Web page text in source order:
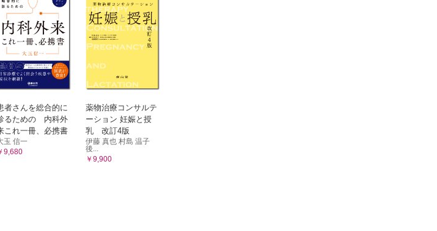
者さんを総合的に
るための 内科外
これ一冊、必携書
玉 信一
9,680
薬物治療コンサルテ
ーション 妊娠と授
乳 改訂4版
伊藤 真也 村島 温子
後...
￥9,900